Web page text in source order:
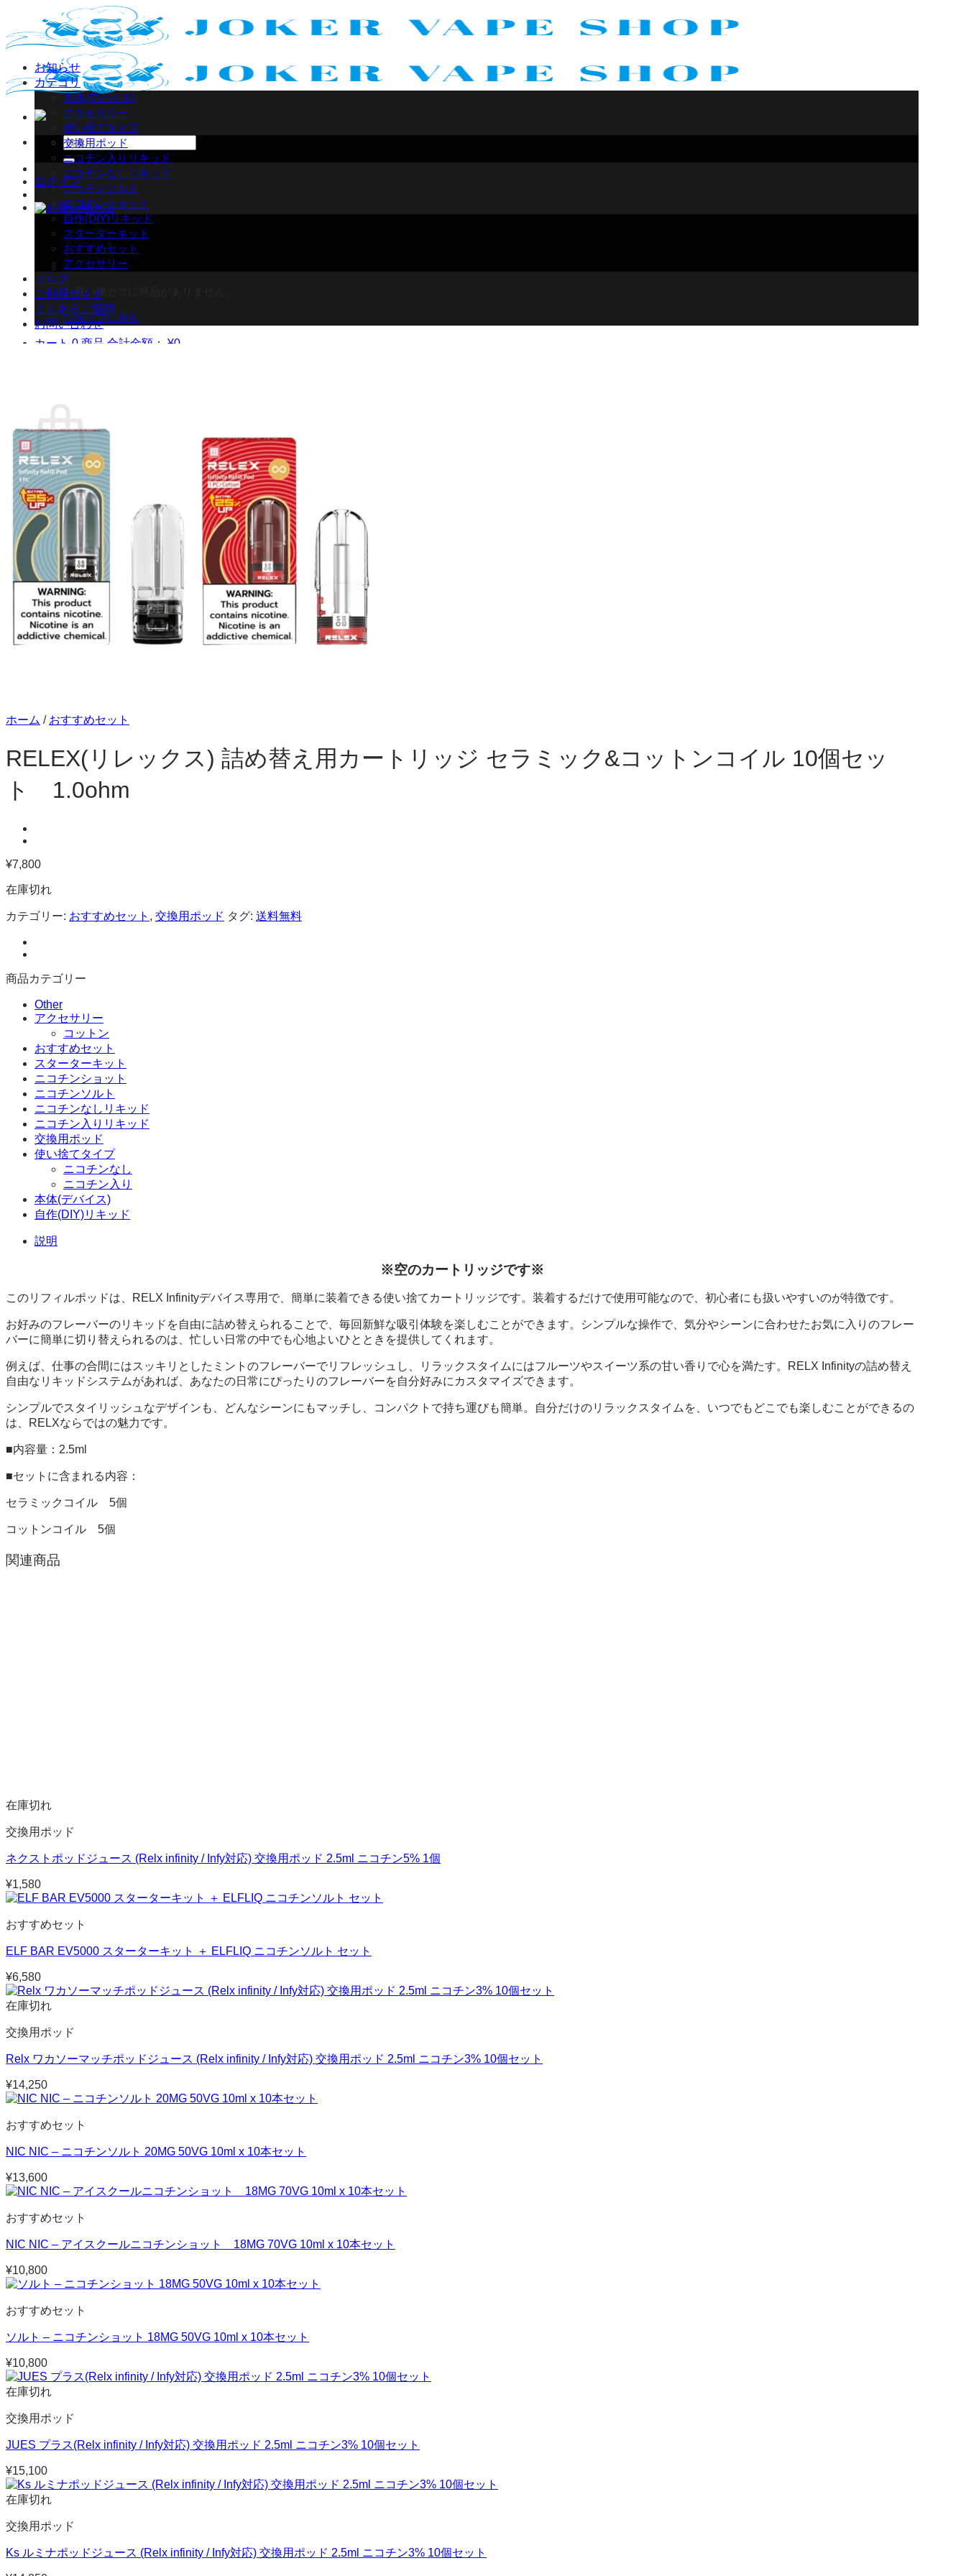
content
検
索
対
象:
ログイン
お買い物カゴに商品がありません。
ショップに戻る
カート 0 商品 合計金額： ¥0
お買い物カゴに商品がありません。
ショップに戻る
お知らせ
カテゴリ
本体(デバイス)
アクセサリー
使い捨てタイプ
交換用ポッド
ニコチン入りリキッド
ニコチンなしリキッド
ニコチンソルト
ニコチンショット
自作(DIY)リキッド
スターターキット
おすすめセット
アクセサリー
ブログ
ご利用ガイド
よくあるご質問
お問い合わせ
ホーム / おすすめセット
RELEX(リレックス) 詰め替え用カートリッジ セラミック&コットンコイル 10個セッ
ト 1.0ohm
¥7,800
在庫切れ
カテゴリー: おすすめセット , 交換用ポッド タグ: 送料無料
商品カテゴリー
Other
アクセサリー
コットン
おすすめセット
スターターキット
ニコチンショット
ニコチンソルト
ニコチンなしリキッド
ニコチン入りリキッド
交換用ポッド
使い捨てタイプ
ニコチンなし
ニコチン入り
本体(デバイス)
自作(DIY)リキッド
説明
※空のカートリッジです※
このリフィルポッドは、RELX Infinityデバイス専用で、簡単に装着できる使い捨てカートリッジです。装着するだけで使用可能なので、初心者にも扱いやすいのが特徴です。
お好みのフレーバーのリキッドを自由に詰め替えられることで、毎回新鮮な吸引体験を楽しむことができます。シンプルな操作で、気分やシーンに合わせたお気に入りのフレー
バーに簡単に切り替えられるのは、忙しい日常の中でも心地よいひとときを提供してくれます。
例えば、仕事の合間にはスッキリとしたミントのフレーバーでリフレッシュし、リラックスタイムにはフルーツやスイーツ系の甘い香りで心を満たす。RELX Infinityの詰め替え
自由なリキッドシステムがあれば、あなたの日常にぴったりのフレーバーを自分好みにカスタマイズできます。
シンプルでスタイリッシュなデザインも、どんなシーンにもマッチし、コンパクトで持ち運びも簡単。自分だけのリラックスタイムを、いつでもどこでも楽しむことができるの
は、RELXならではの魅力です。
■内容量：2.5ml
■セットに含まれる内容：
セラミックコイル 5個
コットンコイル 5個
関連商品
在庫切れ
交換用ポッド
ネクストポッドジュース (Relx infinity / Infy対応) 交換用ポッド 2.5ml ニコチン5% 1個
¥1,580
おすすめセット
ELF BAR EV5000 スターターキット ＋ ELFLIQ ニコチンソルト セット
¥6,580
在庫切れ
交換用ポッド
Relx ワカソーマッチポッドジュース (Relx infinity / Infy対応) 交換用ポッド 2.5ml ニコチン3% 10個セット
¥14,250
おすすめセット
NIC NIC – ニコチンソルト 20MG 50VG 10ml x 10本セット
¥13,600
おすすめセット
NIC NIC – アイスクールニコチンショット 18MG 70VG 10ml x 10本セット
¥10,800
おすすめセット
ソルト – ニコチンショット 18MG 50VG 10ml x 10本セット
¥10,800
在庫切れ
交換用ポッド
JUES プラス(Relx infinity / Infy対応) 交換用ポッド 2.5ml ニコチン3% 10個セット
¥15,100
在庫切れ
交換用ポッド
Ks ルミナポッドジュース (Relx infinity / Infy対応) 交換用ポッド 2.5ml ニコチン3% 10個セット